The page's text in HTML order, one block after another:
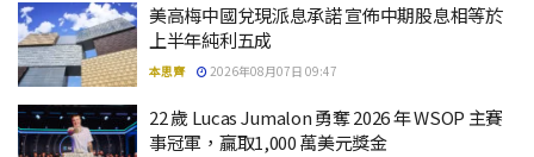
美高梅中國兌現派息承諾 宣佈中期股息相等於
上半年純利五成
本思齊 2026年08月07日 09:47
22 歲 Lucas Jumalon 勇奪 2026 年 WSOP 主賽
事冠軍，贏取1,000 萬美元獎金